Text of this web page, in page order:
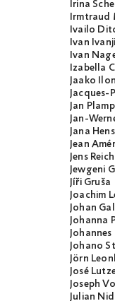
Irina
Irmtraud
Ivailo
Ivan Ivanji
Ivan
Izabella
Jaako
Jacques-
Jan
Jan-
Jana
Jean
Jens Reich
Jewgeni
Jíři Gruša
Joachim
Johan
Johanna
Johannes
Johano
Jörn
José
Joseph
Julian